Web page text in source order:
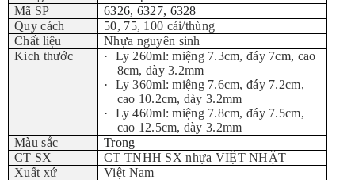
Mã SP
6326, 6327, 6328
Quy cách
50, 75, 100 cái/thùng
Chất liệu
Nhựa nguyên sinh
Kich thước
·
Ly 260ml: miệng 7.3cm, đáy 7cm, cao
8cm, dày 3.2mm
·
Ly 360ml: miệng 7.6cm, đáy 7.2cm,
cao 10.2cm, dày 3.2mm
·
Ly 460ml: miệng 7.8cm, đáy 7.5cm,
cao 12.5cm, dày 3.2mm
Màu sắc
Trong
CT SX
CT TNHH SX nhựa VIỆT NHẬT
Xuất xứ
Việt Nam